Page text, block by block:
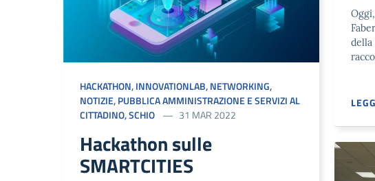
HACKATHON,INNOVATIONLAB,NETWORKING,
NOTIZIE,PUBBLICA AMMINISTRAZIONE E SERVIZI AL
CITTADINO,SCHIO 31 MAR 2022
Hackathon sulle
SMARTCITIES
della